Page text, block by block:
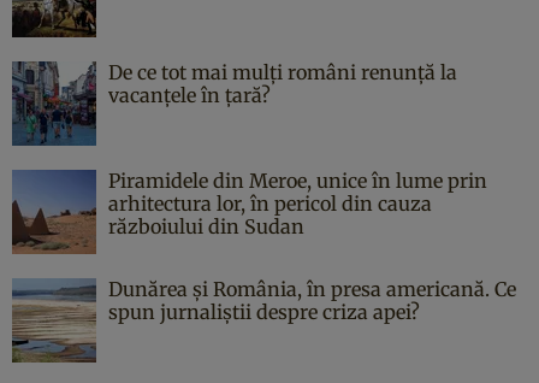
De ce tot mai mulți români renunță la
vacanțele în țară?
Piramidele din Meroe, unice în lume prin
arhitectura lor, în pericol din cauza
războiului din Sudan
Dunărea și România, în presa americană. Ce
spun jurnaliștii despre criza apei?